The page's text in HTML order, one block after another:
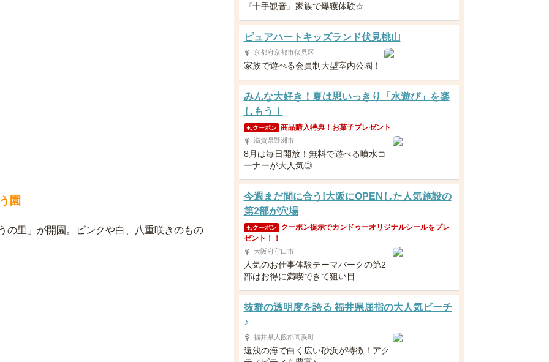
園
の里」が開園。ピンクや白、八重咲きのもの
『十手観音』家族で爆獲体験☆
ピュアハートキッズランド伏見桃山
京都府京都市伏見区
家族で遊べる会員制大型室内公園！
みんな大好き！夏は思いっきり「水遊び」を楽
しもう！
クーポン 商品購入特典！お菓子プレゼント
滋賀県野洲市
8月は毎日開放！無料で遊べる噴水コ
ーナーが大人気◎
今週まだ間に合う!大阪にOPENした人気施設の
第2部が穴場
クーポン
クーポン提示でカンドゥーオリジナルシールをプレ
ゼント！！
大阪府守口市
人気のお仕事体験テーマパークの第2
部はお得に満喫できて狙い目
抜群の透明度を誇る 福井県屈指の大人気ビーチ
♪
福井県大飯郡高浜町
遠浅の海で白く広い砂浜が特徴！アク